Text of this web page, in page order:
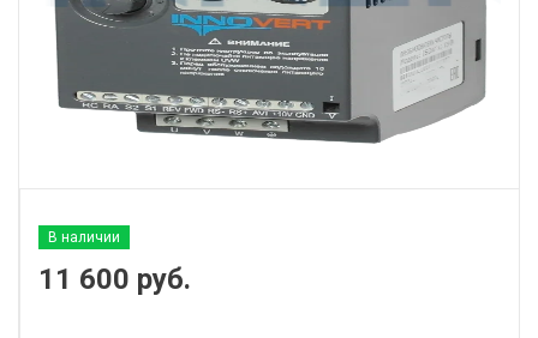
В наличии
11 600 руб.